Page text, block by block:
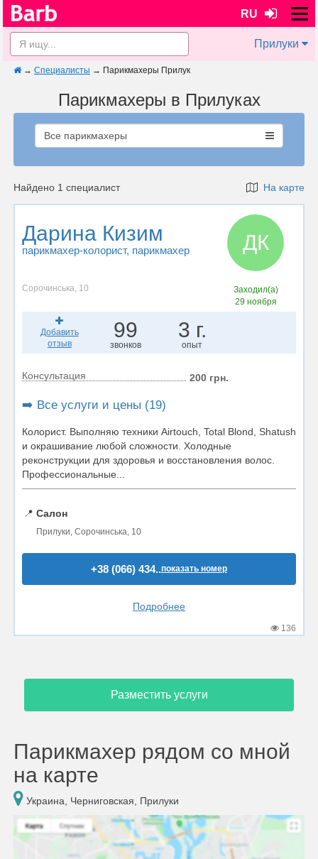
RU
Прилуки
→ Специалисты → Парикмахеры Прилук
Парикмахеры в Прилуках
Все парикмахеры
Найдено 1 специалист На карте
Дарина Кизим
парикмахер-колорист, парикмахер ДК
Сорочинська, 10
Заходил(а)
29 ноября
Добавить
отзыв
99
звонков
3 г.
опыт
Консультация 200 грн.
➡️ Все услуги и цены (19)
Колорист. Выполняю техники Airtouch, Total Blond, Shatush
и окрашивание любой сложности. Холодные
реконструкции для здоровья и восстановления волос.
Профессиональные...
📍 Салон
Прилуки, Сорочинська, 10
+38 (066) 434..показать номер
Подробнее
136
Разместить услуги
Парикмахер рядом со мной
на карте
Украина, Черниговская, Прилуки